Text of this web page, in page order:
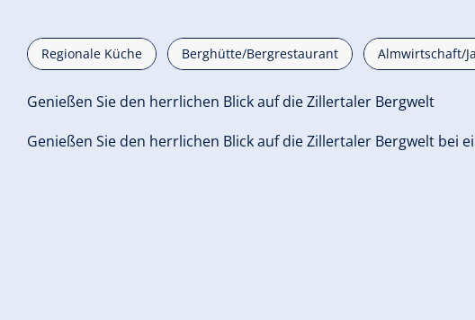
Regionale Küche Berghütte/Bergrestaurant Almwirtschaft/
Genießen Sie den herrlichen Blick auf die Zillertaler Bergwelt
Genießen Sie den herrlichen Blick auf die Zillertaler Bergwelt bei